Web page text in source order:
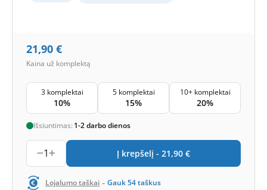
21,90 €
Kaina už komplektą
3 komplektai
10%
5 komplektai
15%
10+ komplektai
20%
Išsiuntimas: 1-2 darbo dienos
1 Į krepšelį - 21,90 €
Lojalumo taškai - Gauk54taškus